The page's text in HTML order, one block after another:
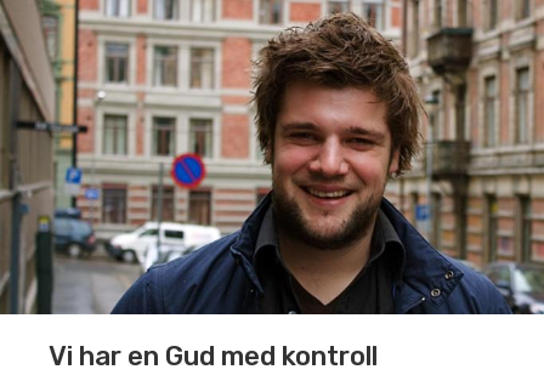
Vi har en Gud med kontroll